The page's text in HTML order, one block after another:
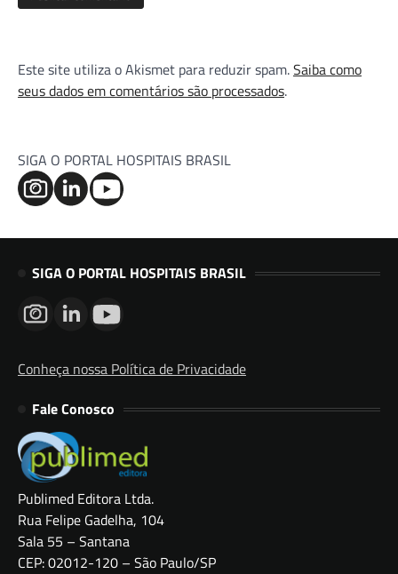
Este site utiliza o Akismet para reduzir spam.Saiba como
seus dados em comentários são processados.
SIGA O PORTAL HOSPITAIS BRASIL
SIGA O PORTAL HOSPITAIS BRASIL
Conheça nossa Política de Privacidade
Fale Conosco
Publimed Editora Ltda.
Rua Felipe Gadelha, 104
Sala 55 – Santana
CEP: 02012-120 – São Paulo/SP